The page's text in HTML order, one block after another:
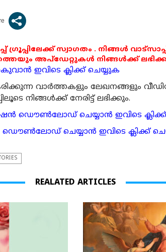
ഗ്രൂപ്പിലേക്ക് സ്വാഗതം . നിങ്ങൾ
അപ്ഡേറ്റുകൾ നിങ്ങൾക്ക്
ഇവിടെ ക്ലിക്ക് ചെയ്യുക
വാര്‍ത്തകളും ലേഖനങ്ങളും
നിങ്ങള്‍ക്ക് നേരിട്ട് ലഭിക്കും.
ഡൌണ്‍ലോഡ് ചെയ്യാന്‍ ഇവിടെ
ചെയ്യാന്‍ ഇവിടെ ക്ലിക്ക്
REALATED ARTICLES